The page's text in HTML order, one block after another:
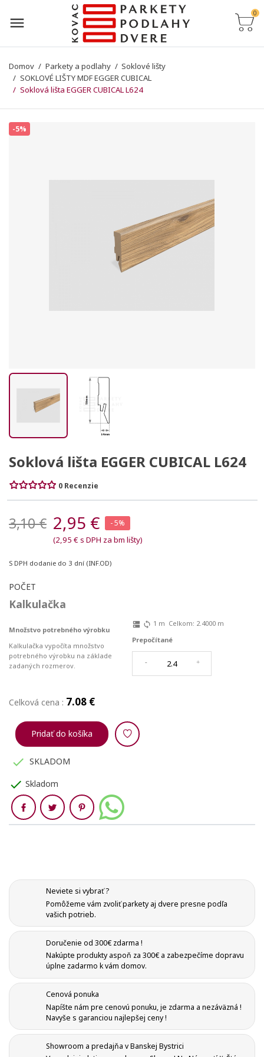
0
Domov Parkety a podlahy
Soklové lišty
SOKLOVÉ LIŠTY MDF EGGER CUBICAL
Soklová lišta EGGER CUBICAL L624
-5%
Soklová lišta EGGER CUBICAL L624
0 Recenzie
3,10 € 2,95 € - 5%
(2,95 € s DPH za bm lišty)
S DPH dodanie do 3 dní (INF.OD)
POČET
Kalkulačka
Množstvo potrebného výrobku
Kalkulačka vypočíta množstvo
potrebného výrobku na základe
zadaných rozmerov.
dns sync 1 m Celkom: 2.4000 m
Prepočítané
- +
Celková cena : 7.08 €
Pridať do košíka
 SKLADOM
check Skladom
Zdieľaj
Neviete si vybrať ?
Pomôžeme vám zvoliť parkety aj dvere presne podľa
vašich potrieb.
Doručenie od 300€ zdarma !
Nakúpte produkty aspoň za 300€ a zabezpečíme dopravu
úplne zadarmo k vám domov.
Cenová ponuka
Napíšte nám pre cenovú ponuku, je zdarma a nezáväzná !
Navyše s garanciou najlepšej ceny !
Showroom a predajňa v Banskej Bystrici